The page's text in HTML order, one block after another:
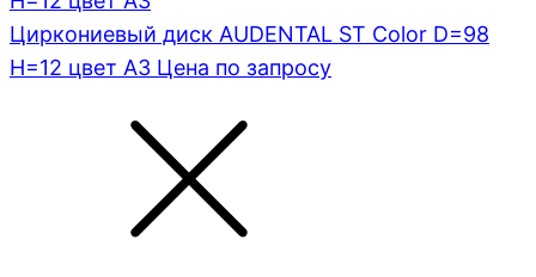
Циркониевый диск AUDENTAL ST Color D=98
H=12 цвет A3 Цена по запросу